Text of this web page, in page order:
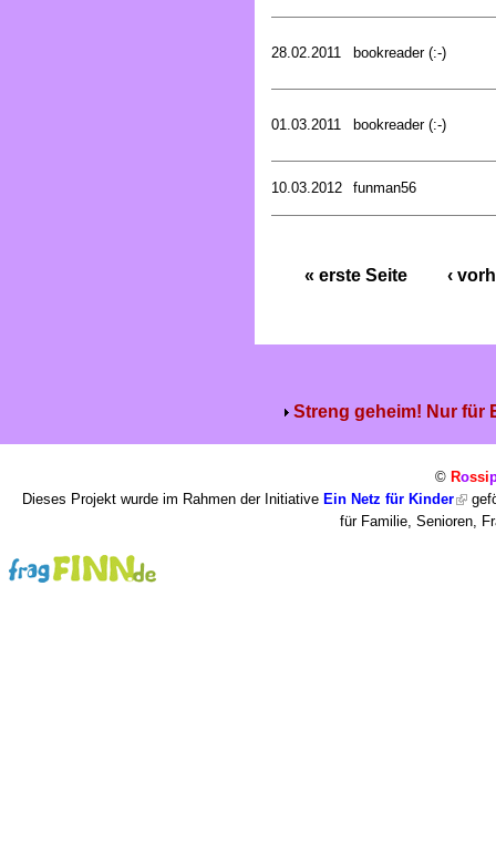
28.02.2011 bookreader (:-)
01.03.2011 bookreader (:-)
10.03.2012 funman56
« erste Seite ‹
Streng geheim! Nur für
© Rossi
Dieses Projekt wurde im Rahmen der Initiative Ein Netz für Kinder
für Familie, Senioren,